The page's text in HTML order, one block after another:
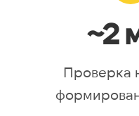
~2
Проверка